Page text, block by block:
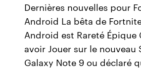
Dernières nouvelles pour
Android La bêta de
Android est Rareté Épique
avoir Jouer sur le nouveau
Galaxy Note 9 ou déclaré